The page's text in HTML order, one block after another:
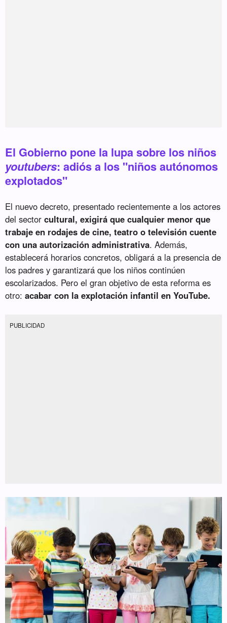
El Gobierno pone la lupa sobre los niños
youtubers: adiós a los "niños autónomos
explotados"
El nuevo decreto, presentado recientemente a los actores
del sector cultural, exigirá que cualquier menor que
trabaje en rodajes de cine, teatro o televisión cuente
con una autorización administrativa. Además,
establecerá horarios concretos, obligará a la presencia de
los padres y garantizará que los niños continúen
escolarizados. Pero el gran objetivo de esta reforma es
otro:acabar con la explotación infantil en YouTube.
PUBLICIDAD